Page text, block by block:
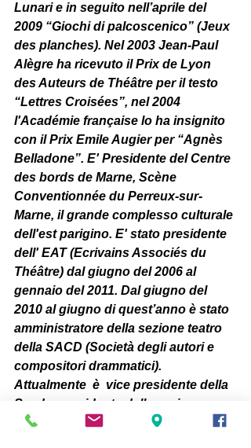
Lunari e in seguito nell’aprile del
2009 “Giochi di palcoscenico” (Jeux
des planches). Nel 2003 Jean-Paul
Alègre ha ricevuto il Prix de Lyon
des Auteurs de Théâtre per il testo
“Lettres Croisées”, nel 2004
l'Académie française lo ha insignito
con il Prix Emile Augier per “Agnès
Belladone”. E' Presidente del Centre
des bords de Marne, Scène
Conventionnée du Perreux-sur-
Marne, il grande complesso culturale
dell'est parigino. E' stato presidente
dell' EAT (Ecrivains Associés du
Théâtre) dal giugno del 2006 al
gennaio del 2011. Dal giugno del
2010 al giugno di quest’anno è stato
amministratore della sezione teatro
della SACD (Società degli autori e
compositori drammatici).
Attualmente  è  vice presidente della
Sacd e presidente della sezione
spettacoli dal vivo. Nel giugno del